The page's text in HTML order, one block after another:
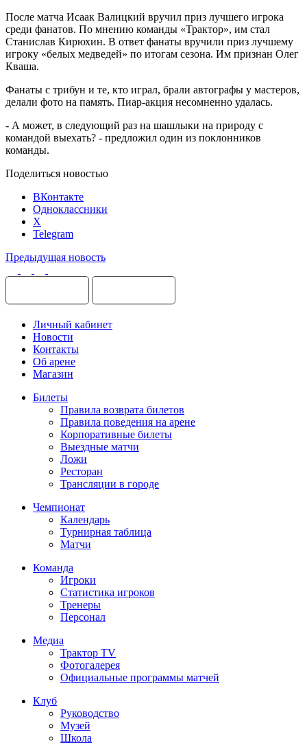
После матча Исаак Валицкий вручил приз лучшего игрока
среди фанатов. По мнению команды «Трактор», им стал
Станислав Кирюхин. В ответ фанаты вручили приз лучшему
игроку «белых медведей» по итогам сезона. Им признан Олег
Кваша.
Фанаты с трибун и те, кто играл, брали автографы у мастеров,
делали фото на память. Пиар-акция несомненно удалась.
- А может, в следующий раз на шашлыки на природу с
командой выехать? - предложил один из поклонников
команды.
Поделиться новостью
ВКонтакте
Одноклассники
X
Telegram
Предыдущая новость
Личный кабинет
Новости
Контакты
Об арене
Магазин
Билеты
Правила возврата билетов
Правила поведения на арене
Корпоративные билеты
Выездные матчи
Ложи
Ресторан
Трансляции в городе
Чемпионат
Календарь
Турнирная таблица
Матчи
Команда
Игроки
Статистика игроков
Тренеры
Персонал
Медиа
Трактор TV
Фотогалерея
Официальные программы матчей
Клуб
Руководство
Музей
Школа